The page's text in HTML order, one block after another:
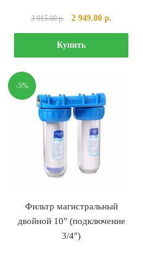
3 015.00р.
Первоначальная
цена
составляла
3
2 949.00 р.Текущая
цена:
949.00
Купить
-5%
Фильтр магистральный
двойной 10″ (подключение
3/4″)